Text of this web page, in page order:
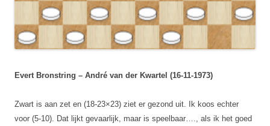
Evert Bronstring – André van der Kwartel (16-11-1973)
Zwart is aan zet en (18-23×23) ziet er gezond uit. Ik koos echter
voor (5-10). Dat lijkt gevaarlijk, maar is speelbaar…., als ik het goed